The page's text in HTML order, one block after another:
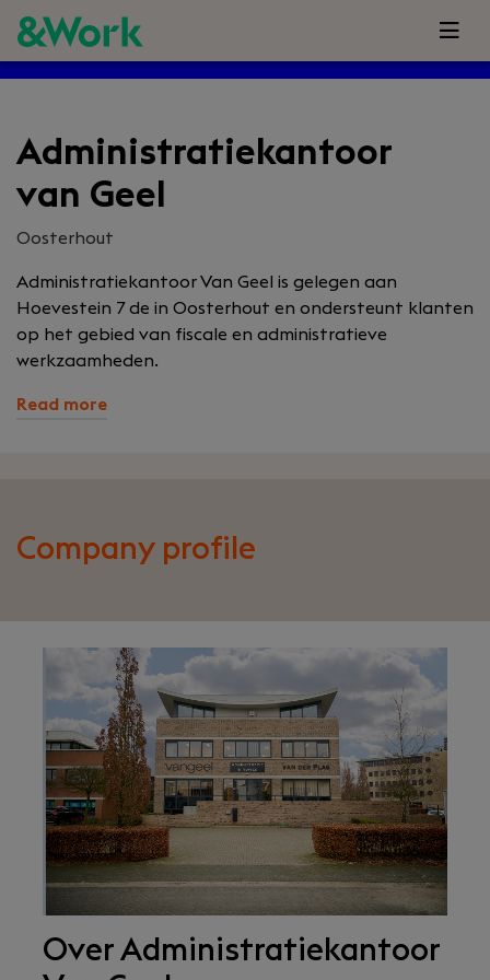
Administratiekantoor
van Geel
Oosterhout
Administratiekantoor Van Geel is gelegen aan
Hoevestein 7 de in Oosterhout en ondersteunt klanten
op het gebied van fiscale en administratieve
werkzaamheden.
Read more
Company profile
Over Administratiekantoor